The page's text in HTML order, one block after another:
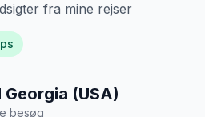
fra mine rejser
Georgia (USA)
besøg